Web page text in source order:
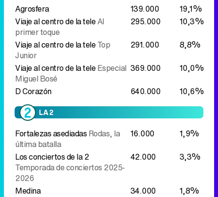
Agrosfera 139.000
19,1%
Viaje al centro de la teleAl
primer toque
295.000
10,3%
Viaje al centro de la teleTop
Junior
291.000
8,8%
Viaje al centro de la teleEspecial
Miguel Bosé
369.000
10,0%
D Corazón
640.000 10,6%
LA 2
Fortalezas asediadas Rodas, la
última batalla
16.000
1,9%
Los conciertos de la 2
Temporada de conciertos 2025-
2026
42.000 3,3%
Medina 34.000
1,8%